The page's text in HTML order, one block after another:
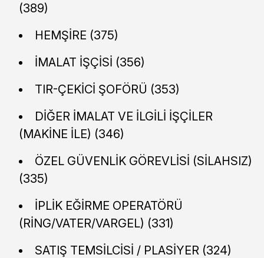
(389)
HEMŞİRE (375)
İMALAT İŞÇİSİ (356)
TIR-ÇEKİCİ ŞOFÖRÜ (353)
DİĞER İMALAT VE İLGİLİ İŞÇİLER
(MAKİNE İLE) (346)
ÖZEL GÜVENLİK GÖREVLİSİ (SİLAHSIZ)
(335)
İPLİK EĞİRME OPERATÖRÜ
(RİNG/VATER/VARGEL) (331)
SATIŞ TEMSİLCİSİ / PLASİYER (324)